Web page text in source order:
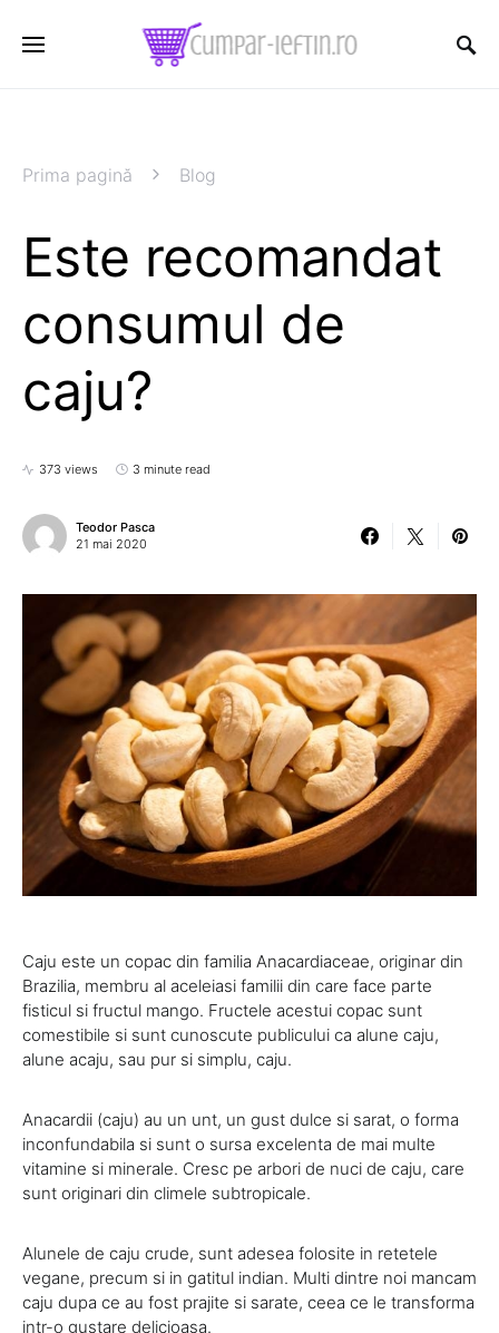
Prima pagină Blog
Este recomandat
consumul de
caju?
373 views 3 minute read
Teodor Pasca
21 mai 2020
Caju este un copac din familia Anacardiaceae, originar din
Brazilia, membru al aceleiasi familii din care face parte
fisticul si fructul mango. Fructele acestui copac sunt
comestibile si sunt cunoscute publicului ca alune caju,
alune acaju, sau pur si simplu, caju.
Anacardii (caju) au un unt, un gust dulce si sarat, o forma
inconfundabila si sunt o sursa excelenta de mai multe
vitamine si minerale. Cresc pe arbori de nuci de caju, care
sunt originari din climele subtropicale.
Alunele de caju crude, sunt adesea folosite in retetele
vegane, precum si in gatitul indian. Multi dintre noi mancam
caju dupa ce au fost prajite si sarate, ceea ce le transforma
intr-o gustare delicioasa.